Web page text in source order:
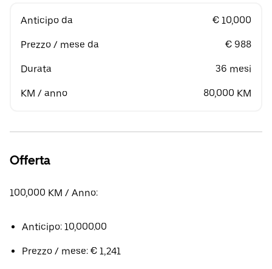
Anticipo da € 10,000
Prezzo / mese da € 988
Durata 36 mesi
KM / anno 80,000 KM
Offerta
100,000 KM / Anno:
Anticipo: 10,000.00
Prezzo / mese: € 1,241